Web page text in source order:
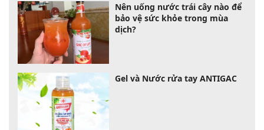
Nên uống nước trái cây nào để
bảo vệ sức khỏe trong mùa
dịch?
Gel và Nước rửa tay ANTIGAC